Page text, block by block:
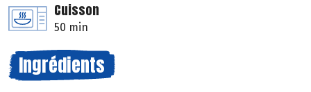
Cuisson
50 min
Ingrédients